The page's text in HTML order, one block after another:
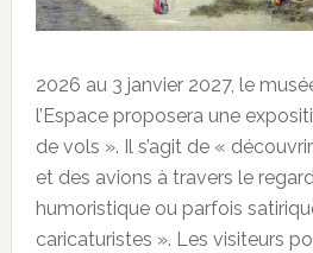
2026 au 3 janvier 2027, le
l’Espace proposera une
de vols ». Il s’agit de «
et des avions à travers le
humoristique ou parfois
caricaturistes ». Les visiteurs